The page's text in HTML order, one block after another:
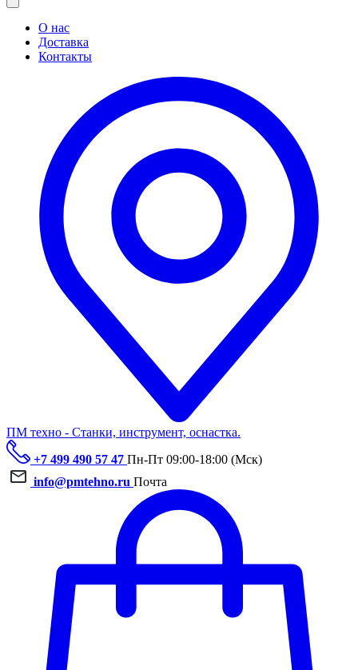
О нас
Доставка
Контакты
ПМ техно - Станки, инструмент, оснастка.
+7 499 490 57 47 Пн-Пт 09:00-18:00 (Мск)
info@pmtehno.ru Почта